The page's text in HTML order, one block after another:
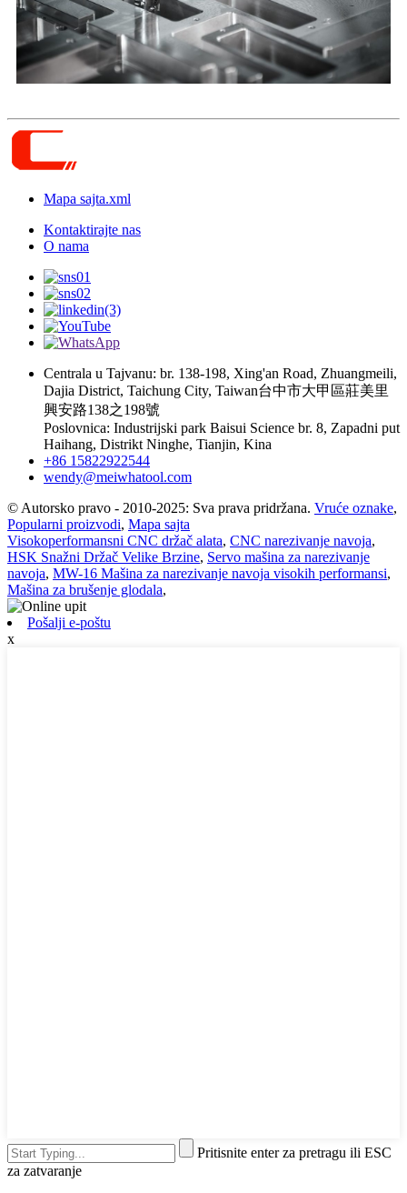
Mapa sajta.xml
Kontaktirajte nas
O nama
Centrala u Tajvanu: br. 138-198, Xing'an Road, Zhuangmeili,
Dajia District, Taichung City, Taiwan台中市大甲區莊美里
興安路138之198號
Poslovnica: Industrijski park Baisui Science br. 8, Zapadni put
Haihang, Distrikt Ninghe, Tianjin, Kina
+86 15822922544
wendy@meiwhatool.com
© Autorsko pravo - 2010-2025: Sva prava pridržana. Vruće oznake,
Popularni proizvodi, Mapa sajta
Visokoperformansni CNC držač alata, CNC narezivanje navoja,
HSK Snažni Držač Velike Brzine, Servo mašina za narezivanje
navoja, MW-16 Mašina za narezivanje navoja visokih performansi,
Mašina za brušenje glodala,
Pošalji e-poštu
x
Pritisnite enter za pretragu ili ESC
za zatvaranje